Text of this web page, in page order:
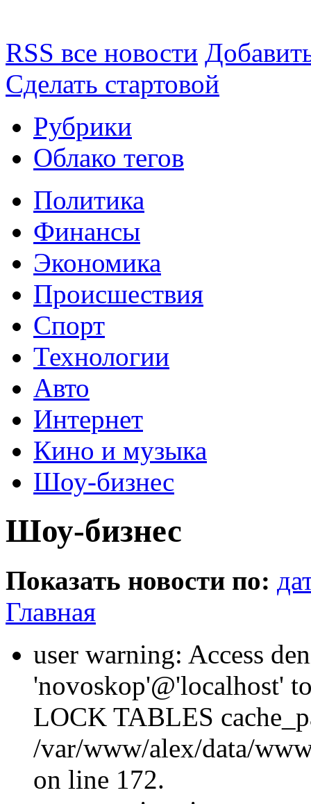
RSS все новости
Сделать стартовой
Рубрики
Облако тегов
Политика
Финансы
Экономика
Происшествия
Спорт
Технологии
Авто
Интернет
Кино и музыка
Шоу-бизнес
Шоу-бизнес
Показать новости по:
Главная
user warning: Access
'novoskop'@'localhost'
LOCK TABLES
/var/www/alex/data/
on line 172.